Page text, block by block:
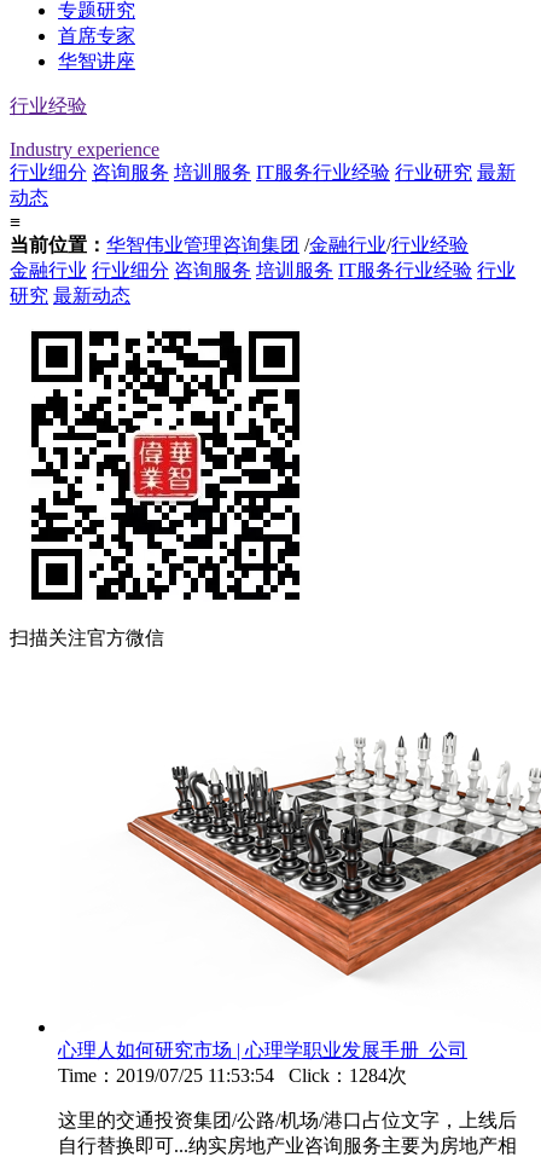
专题研究
首席专家
华智讲座
行业经验
Industry experience
行业细分 咨询服务 培训服务 IT服务行业经验 行业研究 最新
动态
≡
当前位置： 华智伟业管理咨询集团 /金融行业/行业经验
金融行业 行业细分 咨询服务 培训服务 IT服务行业经验 行业
研究 最新动态
扫描关注官方微信
心理人如何研究市场 | 心理学职业发展手册_公司
Time：2019/07/25 11:53:54 Click：1284次
这里的交通投资集团/公路/机场/港口占位文字，上线后
自行替换即可...纳实房地产业咨询服务主要为房地产相